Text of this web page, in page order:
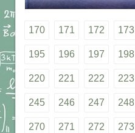
170 171 172 173
195 196 197 198
220 221 222 223
245 246 247 248
270 271 272 273